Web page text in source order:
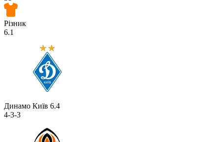
Різник
6.1
Динамо Київ 6.4
4-3-3